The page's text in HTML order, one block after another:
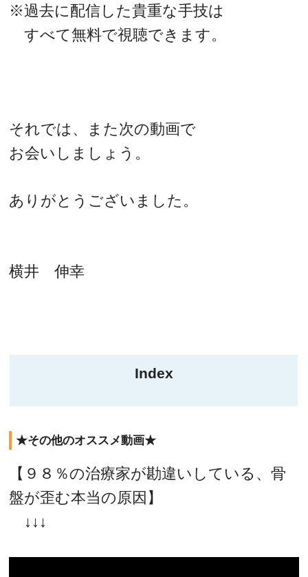
※過去に配信した貴重な手技は
すべて無料で視聴できます。
それでは、また次の動画で
お会いしましょう。
ありがとうございました。
横井 伸幸
Index
★その他のオススメ動画★
【９８％の治療家が勘違いしている、骨
盤が歪む本当の原因】
↓↓↓